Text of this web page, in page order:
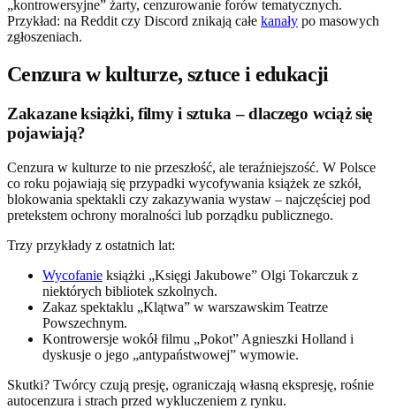
„kontrowersyjne” żarty, cenzurowanie forów tematycznych.
Przykład: na Reddit czy Discord znikają całe kanały po masowych
zgłoszeniach.
Cenzura w kulturze, sztuce i edukacji
Zakazane książki, filmy i sztuka – dlaczego wciąż się
pojawiają?
Cenzura w kulturze to nie przeszłość, ale teraźniejszość. W Polsce
co roku pojawiają się przypadki wycofywania książek ze szkół,
blokowania spektakli czy zakazywania wystaw – najczęściej pod
pretekstem ochrony moralności lub porządku publicznego.
Trzy przykłady z ostatnich lat:
Wycofanie książki „Księgi Jakubowe” Olgi Tokarczuk z
niektórych bibliotek szkolnych.
Zakaz spektaklu „Klątwa” w warszawskim Teatrze
Powszechnym.
Kontrowersje wokół filmu „Pokot” Agnieszki Holland i
dyskusje o jego „antypaństwowej” wymowie.
Skutki? Twórcy czują presję, ograniczają własną ekspresję, rośnie
autocenzura i strach przed wykluczeniem z rynku.